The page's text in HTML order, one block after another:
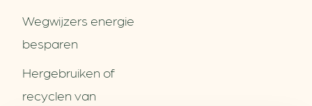
Partners
Wegwijzers energie
besparen
Hergebruiken of
recyclen van